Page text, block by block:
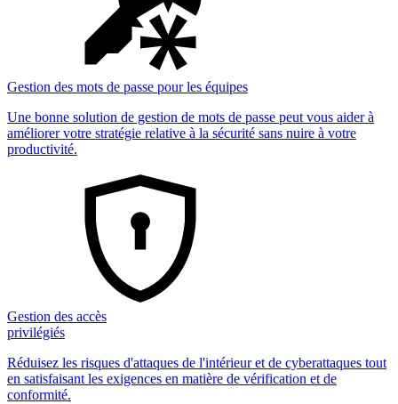
Gestion des mots de passe pour les équipes
Une bonne solution de gestion de mots de passe peut vous aider à
améliorer votre stratégie relative à la sécurité sans nuire à votre
productivité.
Gestion des accès
privilégiés
Réduisez les risques d'attaques de l'intérieur et de cyberattaques tout
en satisfaisant les exigences en matière de vérification et de
conformité.